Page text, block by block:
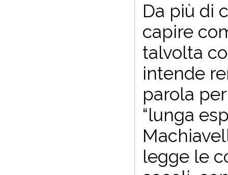
Da più di
capire
talvolta
intende
parola
“lunga
legge le